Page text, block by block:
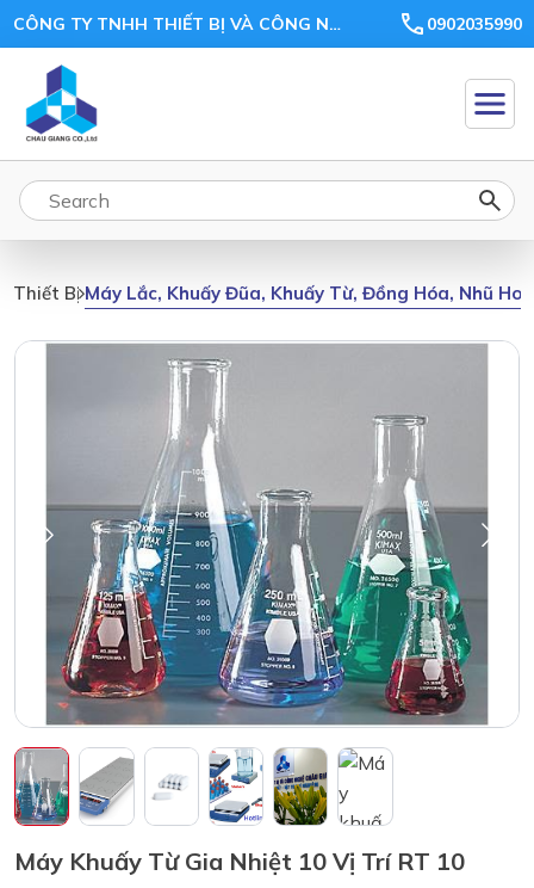
CÔNG TY TNHH THIẾT BỊ VÀ CÔNG NGHỆ CHÂU GIANG 0902035990
Thiết BịMáy Lắc, Khuấy Đũa, Khuấy Từ, Đồng Hóa, Nhũ Hoá
Máy Khuấy Từ Gia Nhiệt 10 Vị Trí RT 10